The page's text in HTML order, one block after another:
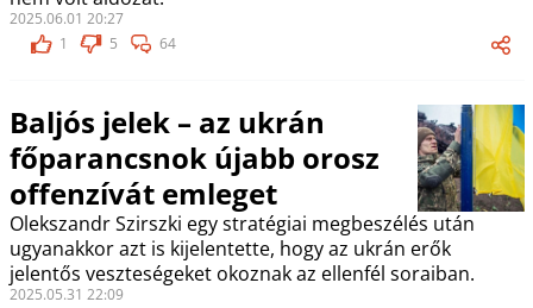
2025.06.01 20:27
1
5 64
Baljós jelek – az ukrán
főparancsnok újabb orosz
offenzívát emleget
Olekszandr Szirszki egy stratégiai megbeszélés után
ugyanakkor azt is kijelentette, hogy az ukrán erők
jelentős veszteségeket okoznak az ellenfél soraiban.
2025.05.31 22:09